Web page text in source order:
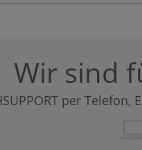
Wir sind
per